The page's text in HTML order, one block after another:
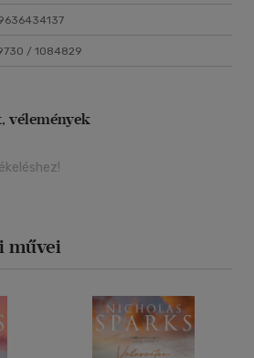
/ 1084829
vélemények
művei